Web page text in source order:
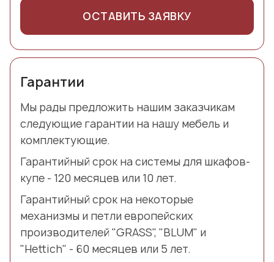
ОСТАВИТЬ ЗАЯВКУ
Гарантии
Мы рады предложить нашим заказчикам
следующие гарантии на нашу мебель и
комплектующие.
Гарантийный срок на системы для шкафов-
купе - 120 месяцев или 10 лет.
Гарантийный срок на некоторые
механизмы и петли европейских
производителей "GRASS", "BLUM" и
"Hettich" - 60 месяцев или 5 лет.